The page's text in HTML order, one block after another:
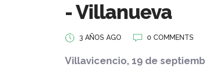
- Villanueva
3 AÑOS AGO 0 COMMENTS
Villavicencio, 19 de